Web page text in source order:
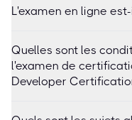
L'examen en ligne
Quelles sont les
l'examen de
Developer